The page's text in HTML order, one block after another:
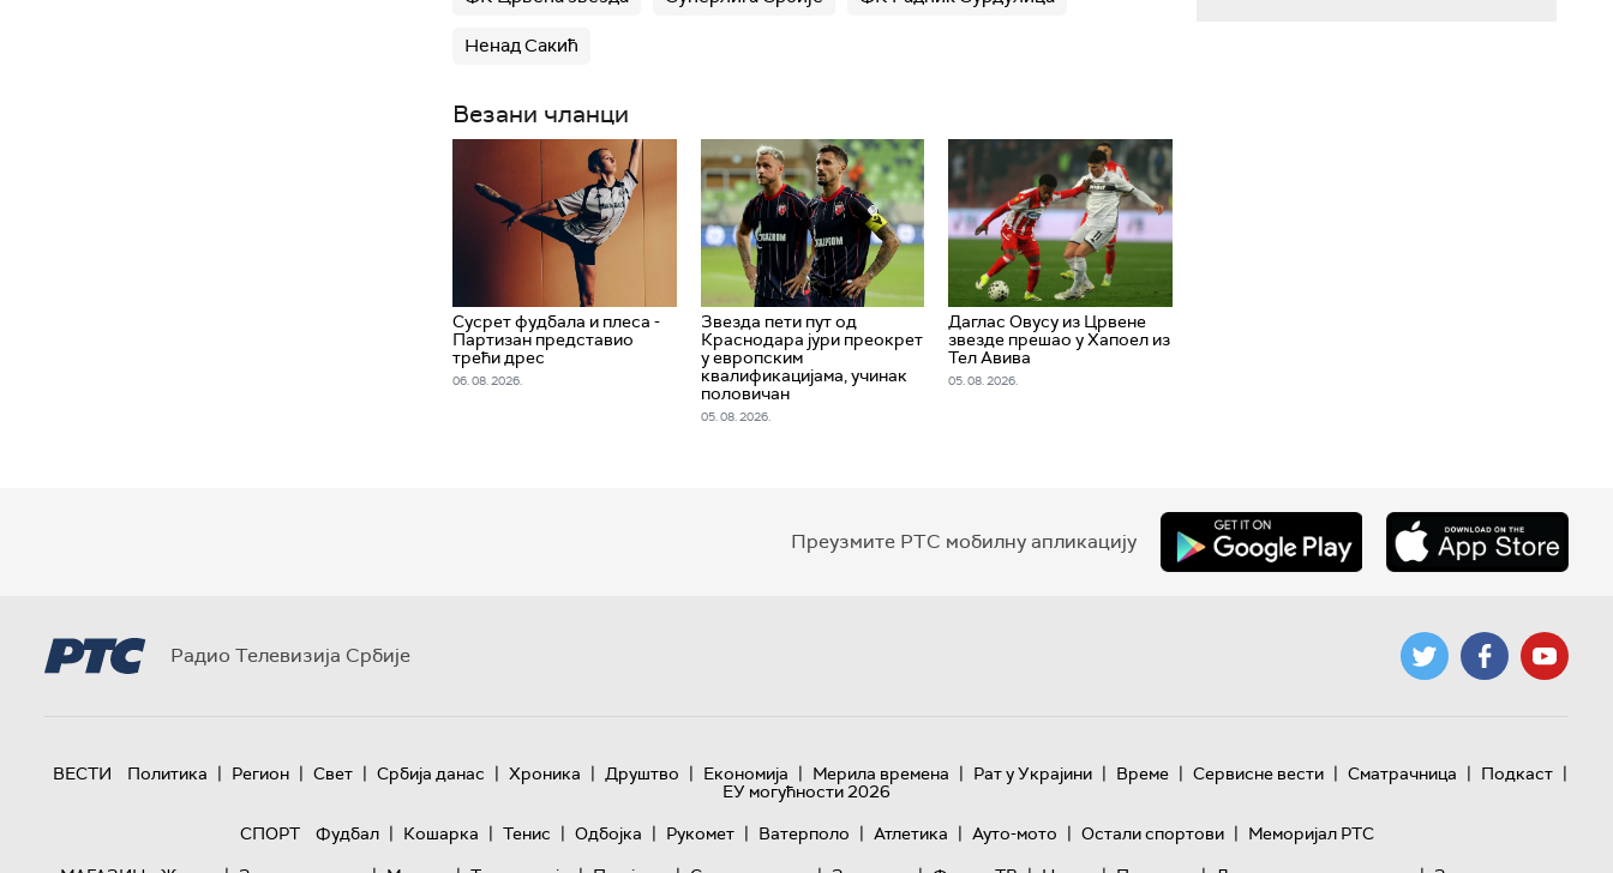
Ненад Сакић
Везани чланци
Сусрет фудбала и плеса -
Партизан представио
трећи дрес
06. 08. 2026.
Звезда пети пут од
Краснодара јури преокрет
у европским
квалификацијама, учинак
половичан
05. 08. 2026.
Даглас Овусу из Црвене
звезде прешао у Хапоел из
Тел Авива
05. 08. 2026.
Преузмите РТС мобилну апликацију
Радио Телевизија Србије
ВЕСТИ Политика | Регион | Свет | Србија данас | Хроника | Друштво | Економија | Мерила времена | Рат у Украјини | Време | Сервисне вести | Сматрачница | Подкаст |
ЕУ могућности 2026
СПОРТ
Фудбал | Кошарка | Тенис | Одбојка | Рукомет | Ватерполо | Атлетика | Ауто-мото | Остали спортови | Меморијал РТС